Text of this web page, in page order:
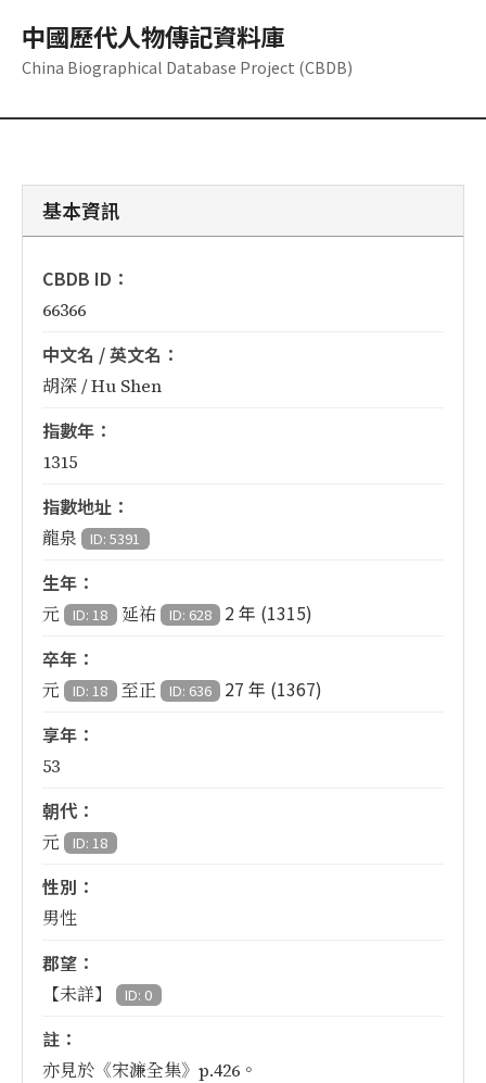
中國歷代人物傳記資料庫
China Biographical Database Project (CBDB)
基本資訊
CBDB ID：
66366
中文名 / 英文名：
胡深 / Hu Shen
指數年：
1315
指數地址：
龍泉 ID: 5391
生年：
元 ID: 18 延祐 ID: 628
2 年 (1315)
卒年：
元 ID: 18 至正 ID: 636
27 年 (1367)
享年：
53
朝代：
元 ID: 18
性別：
男性
郡望：
【未詳】 ID: 0
註：
亦見於《宋濂全集》p.426。